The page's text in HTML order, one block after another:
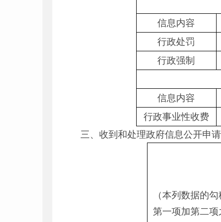
信息内容
行政处罚
行政强制
信息内容
行政事业性收费
三、收到和处理政府信息公开申
（本列数据的
第一项加第二